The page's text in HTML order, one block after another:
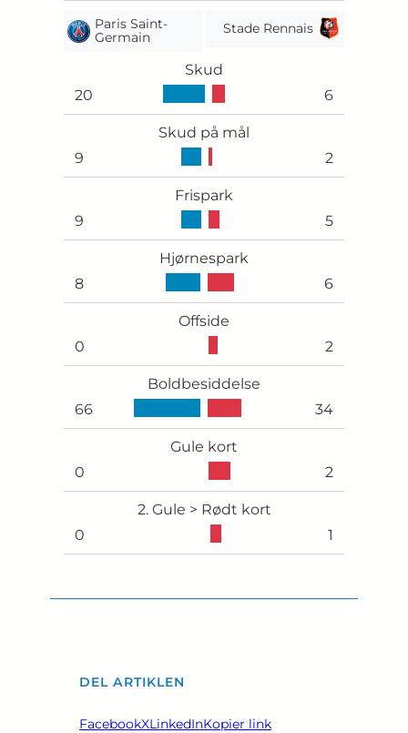
Paris Saint-
Germain
Stade Rennais
Skud
20
6
Skud på mål
9
2
Frispark
9
5
Hjørnespark
8
6
Offside
0
2
Boldbesiddelse
66
34
Gule kort
0
2
2. Gule > Rødt kort
0
1
DEL ARTIKLEN
FacebookXLinkedInKopier link